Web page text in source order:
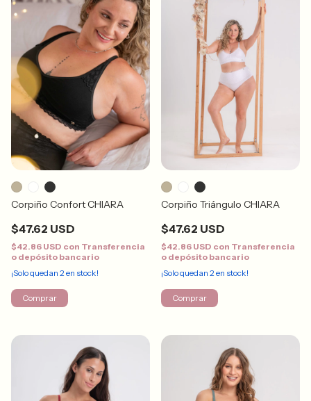
Corpiño Confort CHIARA
$47.62 USD
$42.86 USD con Transferencia
o depósito bancario
¡Solo quedan 2en stock!
Comprar
Corpiño Triángulo CHIARA
$47.62 USD
$42.86 USD con Transferencia
o depósito bancario
¡Solo quedan 2en stock!
Comprar